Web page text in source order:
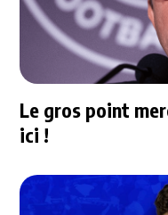
Le gros point
ici !